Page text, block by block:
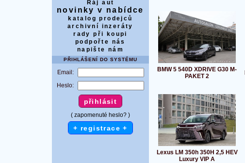
Ráj aut
novinky v nabídce
katalog prodejců
archivní inzeráty
rady při koupi
podpořte nás
napište nám
PŘIHLÁŠENÍ DO SYSTÉMU
Email:
Heslo:
( zapomenuté heslo? )
+ registrace +
BMW 5 540D XDRIVE G30 M-
PAKET 2
Lexus LM 350h 350H 2,5 HEV
Luxury VIP A